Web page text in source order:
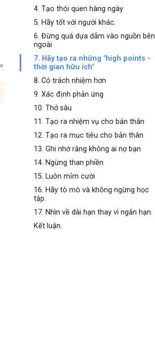
4. Tạo thói quen hàng ngày
5. Hãy tốt với người khác.
6. Đừng quá dựa dẫm vào nguồn bên
ngoài
7. Hãy tạo ra những "high points -
thời gian hữu ích"
8. Có trách nhiệm hơn
9. Xác định phản ứng
10. Thở sâu
11. Tạo ra nhiệm vụ cho bản thân
12. Tạo ra mục tiêu cho bản thân
13. Ghi nhớ rằng không ai nợ bạn
14. Ngừng than phiền
15. Luôn mỉm cười
16. Hãy tò mò và không ngừng học
tập.
17. Nhìn về dài hạn thay vì ngắn hạn.
Kết luận.